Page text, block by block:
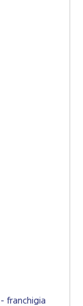
franchigia